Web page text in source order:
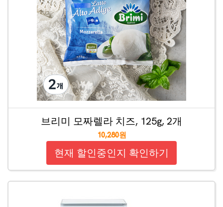
브리미 모짜렐라 치즈, 125g, 2개
10,280원
현재 할인중인지 확인하기